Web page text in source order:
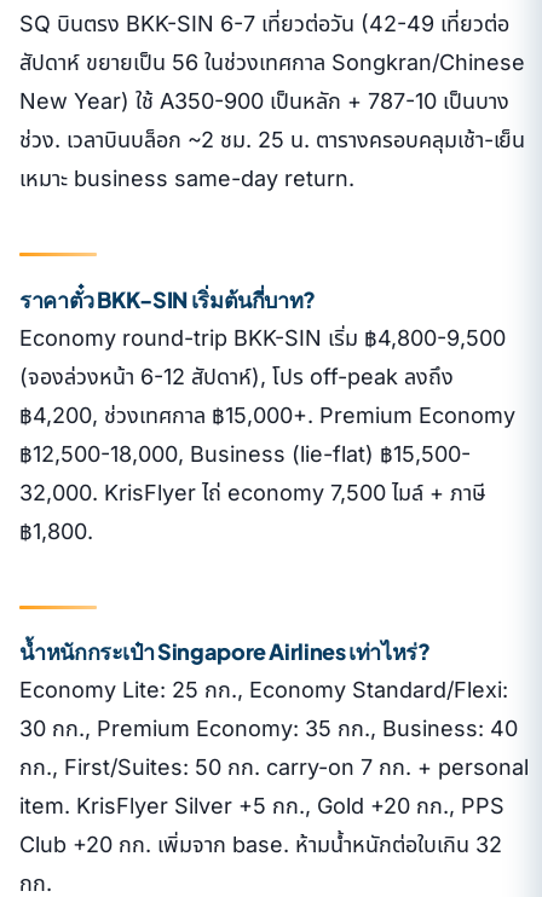
SQ บินตรง BKK-SIN 6-7 เที่ยวต่อวัน (42-49 เที่ยวต่อ
สัปดาห์ ขยายเป็น 56 ในช่วงเทศกาล Songkran/Chinese
New Year) ใช้ A350-900 เป็นหลัก + 787-10 เป็นบาง
ช่วง. เวลาบินบล็อก ~2 ชม. 25 น. ตารางครอบคลุมเช้า-เย็น
เหมาะ business same-day return.
ราคาตั๋ว BKK-SIN เริ่มต้นกี่บาท?
Economy round-trip BKK-SIN เริ่ม ฿4,800-9,500
(จองล่วงหน้า 6-12 สัปดาห์), โปร off-peak ลงถึง
฿4,200, ช่วงเทศกาล ฿15,000+. Premium Economy
฿12,500-18,000, Business (lie-flat) ฿15,500-
32,000. KrisFlyer ไถ่ economy 7,500 ไมล์ + ภาษี
฿1,800.
น้ำหนักกระเป๋า Singapore Airlines เท่าไหร่?
Economy Lite: 25 กก., Economy Standard/Flexi:
30 กก., Premium Economy: 35 กก., Business: 40
กก., First/Suites: 50 กก. carry-on 7 กก. + personal
item. KrisFlyer Silver +5 กก., Gold +20 กก., PPS
Club +20 กก. เพิ่มจาก base. ห้ามน้ำหนักต่อใบเกิน 32
กก.